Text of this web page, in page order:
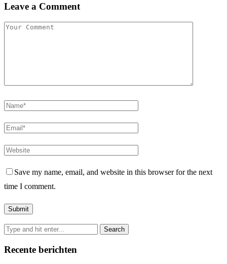
Leave a Comment
Save my name, email, and website in this browser for the next
time I comment.
Recente berichten